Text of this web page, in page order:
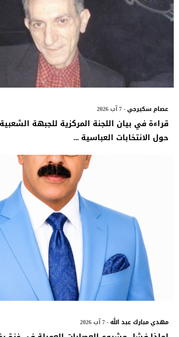
عصام سكيرجي- 7 آب 2026
قراءة في بيان اللجنة المركزية للجبهة
حول الانتخابات العباسية ...
مهدي مبارك عبد الله- 7 آب 2026